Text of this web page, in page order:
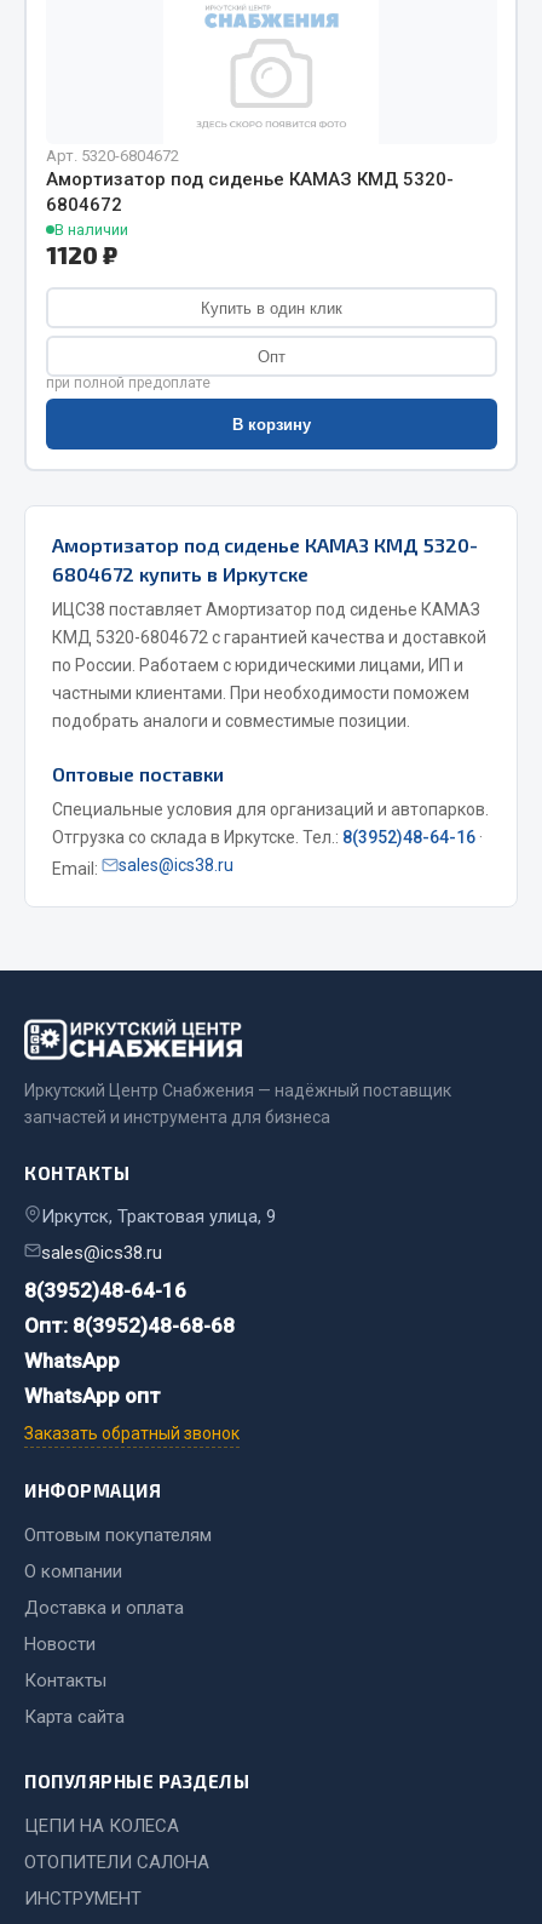
Соединительные элементы
Camozzi
Адаптеры и переходники
Тройники
Трубки, муфты, гайки
Угольники
Весь раздел
Автомобильный инструмент
Измерительный инструмент
Крепежный инструмент
Режущий инструмент
Слесарный инструмент
Весь раздел
РТИ
Лента конвейерная
Манжеты
Прокладки
Рукава высокого давления
Весь раздел
Автолампы
Блоки реле и предохранителей
Вилки нагрузочные
Выключатели и переключатели клавишные
Выключатели кнопочные
Изолента
Арт. 5320-6804672
Амортизатор под сиденье КАМАЗ КМД 5320-
6804672
В наличии
1120 ₽
Купить в один клик
Опт
при полной предоплате
В корзину
Амортизатор под сиденье КАМАЗ КМД 5320-
6804672 купить в Иркутске
ИЦС38 поставляет Амортизатор под сиденье КАМАЗ
КМД 5320-6804672 с гарантией качества и доставкой
по России. Работаем с юридическими лицами, ИП и
частными клиентами. При необходимости поможем
подобрать аналоги и совместимые позиции.
Оптовые поставки
Специальные условия для организаций и автопарков.
Отгрузка со склада в Иркутске. Тел.: 8(3952)48-64-16 ·
Email:
sales@ics38.ru
Иркутский Центр Снабжения — надёжный поставщик
запчастей и инструмента для бизнеса
КОНТАКТЫ
Иркутск, Трактовая улица, 9
sales@ics38.ru
8(3952)48-64-16
Опт: 8(3952)48-68-68
WhatsApp
WhatsApp опт
Заказать обратный звонок
ИНФОРМАЦИЯ
Оптовым покупателям
О компании
Доставка и оплата
Новости
Контакты
Карта сайта
ПОПУЛЯРНЫЕ РАЗДЕЛЫ
ЦЕПИ НА КОЛЕСА
ОТОПИТЕЛИ САЛОНА
ИНСТРУМЕНТ